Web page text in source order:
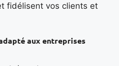
fidélisent vos clients et
aux entreprises